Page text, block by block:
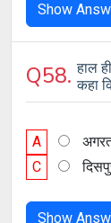
Show
Q58.हाल
कहा
A
C
Show